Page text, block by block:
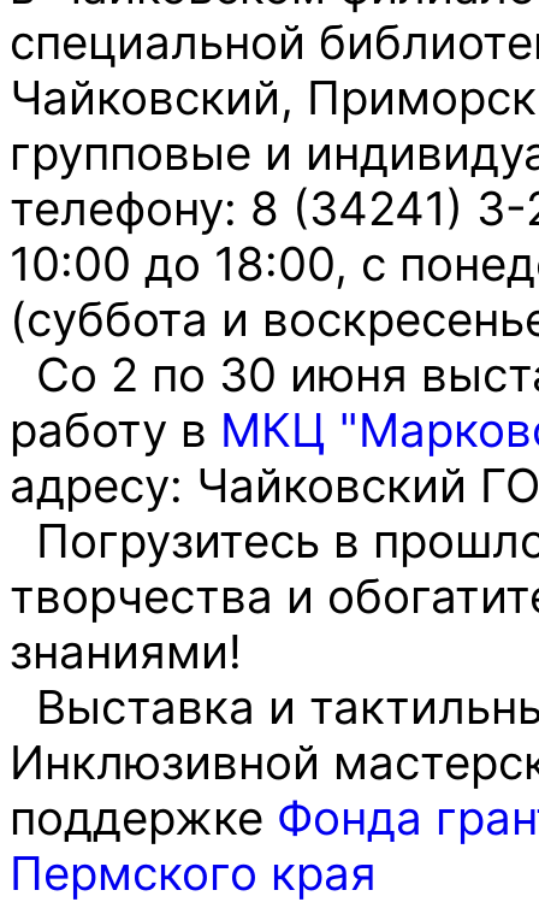
специальной
Чайковский,
групповые и
телефону: 8 (34241)
10:00 до 18:00, с
(суббота и
Со 2 по 30 июня
работу в МКЦ
адресу: Чайковский
Погрузитесь в
творчества и
знаниями!
Выставка и
Инклюзивной
поддержке Фонда
Пермского края